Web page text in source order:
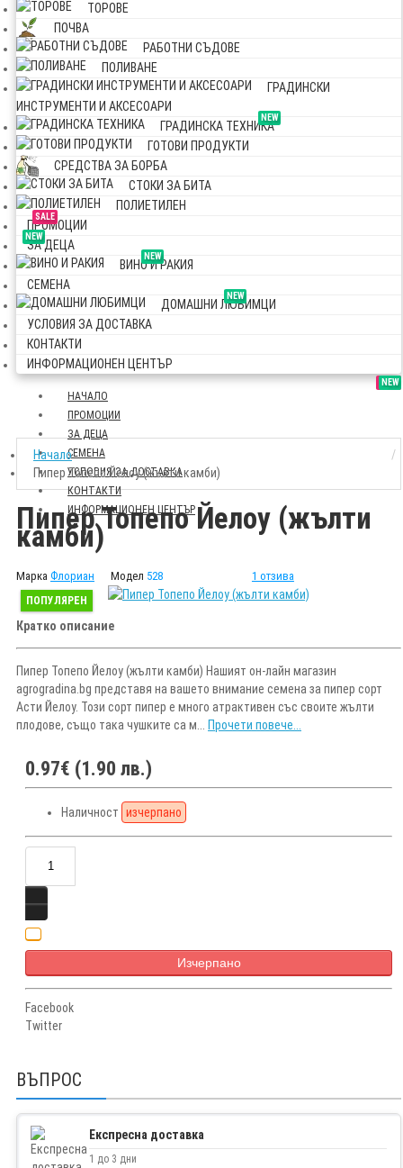
ТОРОВЕ
ПОЧВА
РАБОТНИ СЪДОВЕ
ПОЛИВАНЕ
ГРАДИНСКИ
ИНСТРУМЕНТИ И АКСЕСОАРИ
NEW
ГРАДИНСКА ТЕХНИКА
ГОТОВИ ПРОДУКТИ
СРЕДСТВА ЗА БОРБА
СТОКИ ЗА БИТА
ПОЛИЕТИЛЕН
SALE
ПРОМОЦИИ
NEW
ЗА ДЕЦА
NEW
ВИНО И РАКИЯ
СЕМЕНА
NEW
ДОМАШНИ ЛЮБИМЦИ
УСЛОВИЯ ЗА ДОСТАВКА
КОНТАКТИ
ИНФОРМАЦИОНЕН ЦЕНТЪР
НАЧАЛО
SALE
ПРОМОЦИИ
NEW
ЗА ДЕЦА
СЕМЕНА
УСЛОВИЯ ЗА ДОСТАВКА
КОНТАКТИ
ИНФОРМАЦИОНЕН ЦЕНТЪР
Начало
Пипер Топепо Йелоу (жълти камби)
Пипер Топепо Йелоу (жълти
камби)
Марка Флориан Модел 528 1 отзива
ПОПУЛЯРЕН
Кратко описание
Пипер Топепо Йелоу (жълти камби) Нашият он-лайн магазин
agrogradina.bg представя на вашето внимание семена за пипер сорт
Асти Йелоу. Този сорт пипер е много атрактивен със своите жълти
плодове, също така чушките са м... Прочети повече...
0.97€ (1.90 лв.)
Наличност изчерпано
Изчерпано
Facebook
Twitter
ВЪПРОС
Експресна доставка
1 до 3 дни